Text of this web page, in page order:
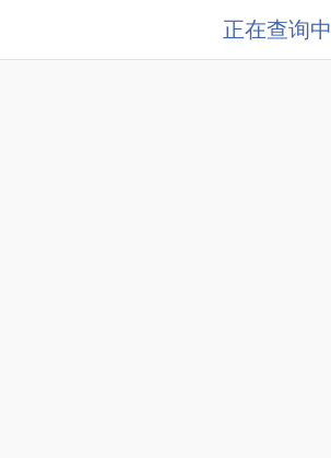
正在查询中